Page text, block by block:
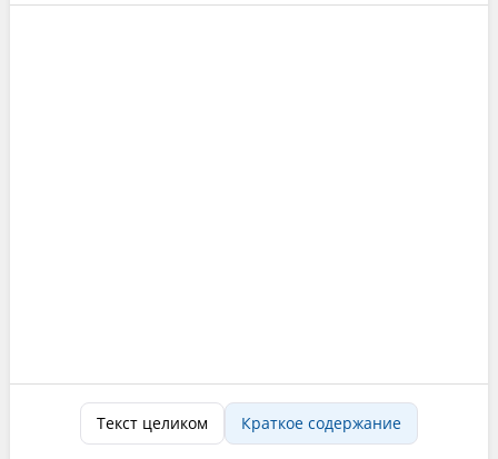
Текст целиком Краткое содержание